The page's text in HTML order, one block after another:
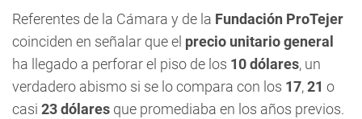
Referentes de la Cámara y de la Fundación ProTejer
coinciden en señalar que el precio unitario general
ha llegado a perforar el piso de los 10 dólares, un
verdadero abismo si se lo compara con los 17,21 o
casi 23 dólares que promediaba en los años previos.